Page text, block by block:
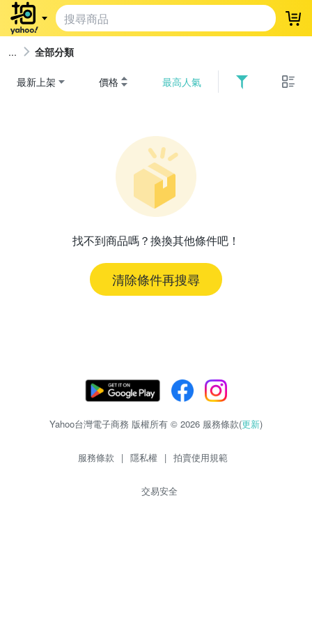
登
全部分類
最新上架 價格 最高人氣
找不到商品嗎？換換其他條件吧！
清除條件再搜尋
Yahoo台灣電子商務 版權所有 © 2026 服務條款(更新)
服務條款 | 隱私權 | 拍賣使用規範
交易安全